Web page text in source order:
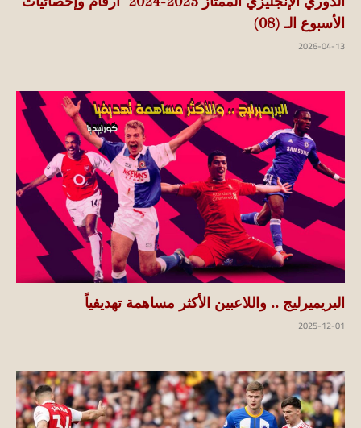
الأسبوع الـ (08)
2026-04-13
البريميرليج .. واللاعبين الأكثر مساهمة تهديفياً
2025-12-01